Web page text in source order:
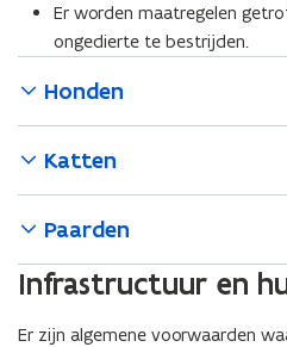
Er worden maatregelen
ongedierte te bestrijden.
Honden
Katten
Paarden
Infrastructuur en
Er zijn algemene voorwaarden